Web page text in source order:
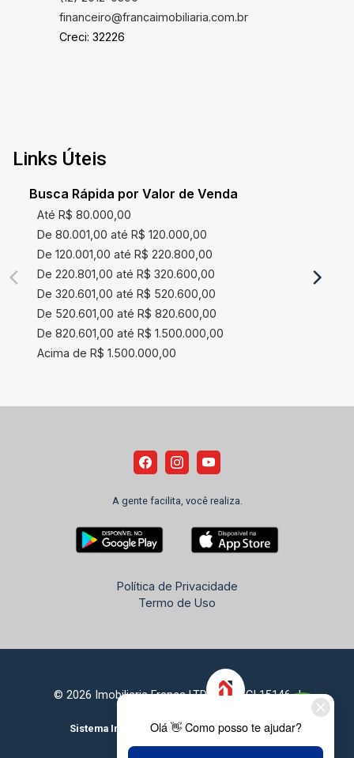
financeiro@francaimobiliaria.com.br
Creci: 32226
Links Úteis
Busca Rápida por Valor de Venda
Até R$ 80.000,00
De 80.001,00 até R$ 120.000,00
De 120.001,00 até R$ 220.800,00
De 220.801,00 até R$ 320.600,00
De 320.601,00 até R$ 520.600,00
De 520.601,00 até R$ 820.600,00
De 820.601,00 até R$ 1.500.000,00
Acima de R$ 1.500.000,00
A gente facilita, você realiza.
Política de Privacidade
Termo de Uso
© 2026 Imobiliaria França LTDA - CRECI 15146-J
Sistema Imobiliário Feito com porKUROLE